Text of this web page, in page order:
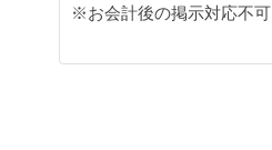
※お会計後の掲示対応不可